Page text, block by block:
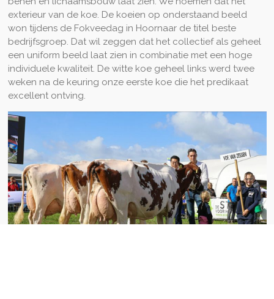
exterieur van de koe. De koeien op onderstaand beeld
won tijdens de Fokveedag in Hoornaar de titel beste
bedrijfsgroep. Dat wil zeggen dat het collectief als geheel
een uniform beeld laat zien in combinatie met een hoge
individuele kwaliteit. De witte koe geheel links werd twee
weken na de keuring onze eerste koe die het predikaat
excellent ontving.